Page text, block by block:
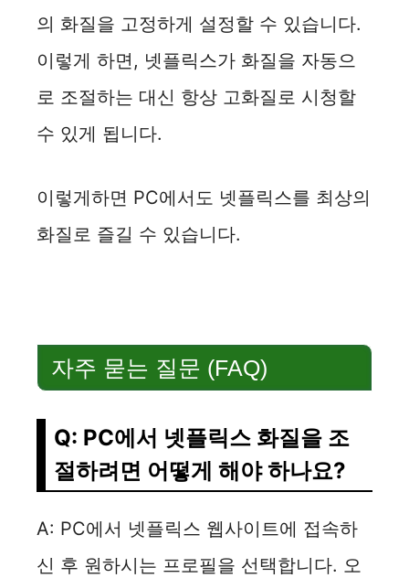
의 화질을 고정하게 설정할 수 있습니다.
이렇게 하면, 넷플릭스가 화질을 자동으
로 조절하는 대신 항상 고화질로 시청할
수 있게 됩니다.
이렇게하면 PC에서도 넷플릭스를 최상의
화질로 즐길 수 있습니다.
자주 묻는 질문 (FAQ)
Q: PC에서 넷플릭스 화질을 조
절하려면 어떻게 해야 하나요?
A: PC에서 넷플릭스 웹사이트에 접속하
신 후 원하시는 프로필을 선택합니다. 오